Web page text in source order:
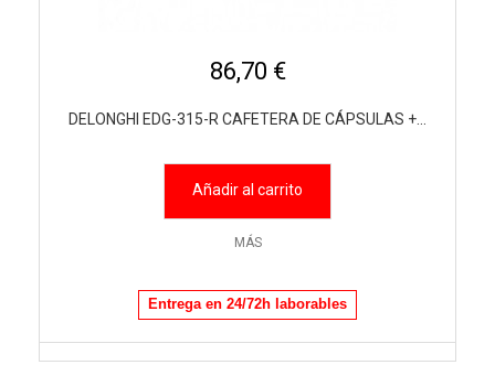
86,70 €
DELONGHI EDG-315-R CAFETERA DE CÁPSULAS +...
Añadir al carrito
MÁS
Entrega en 24/72h laborables